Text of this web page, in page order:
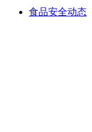
食品安全动态